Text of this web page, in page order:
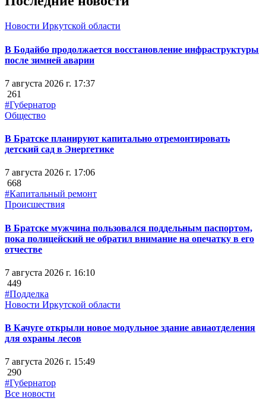
Новости Иркутской области
В Бодайбо продолжается восстановление инфраструктуры
после зимней аварии
7 августа 2026 г. 17:37
261
#Губернатор
Общество
В Братске планируют капитально отремонтировать
детский сад в Энергетике
7 августа 2026 г. 17:06
668
#Капитальный ремонт
Происшествия
В Братске мужчина пользовался поддельным паспортом,
пока полицейский не обратил внимание на опечатку в его
отчестве
7 августа 2026 г. 16:10
449
#Подделка
Новости Иркутской области
В Качуге открыли новое модульное здание авиаотделения
для охраны лесов
7 августа 2026 г. 15:49
290
#Губернатор
Все новости